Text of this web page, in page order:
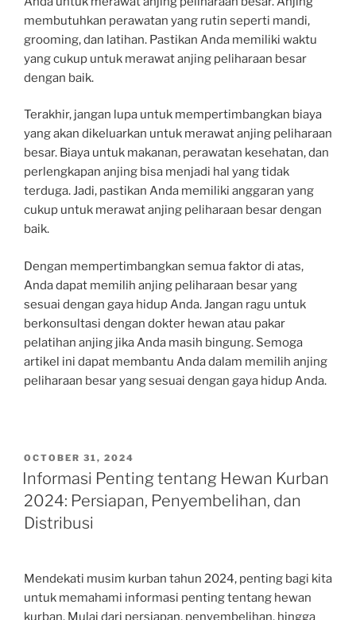
membutuhkan perawatan yang rutin seperti mandi,
grooming, dan latihan. Pastikan Anda memiliki waktu
yang cukup untuk merawat anjing peliharaan besar
dengan baik.
Terakhir, jangan lupa untuk mempertimbangkan biaya
yang akan dikeluarkan untuk merawat anjing peliharaan
besar. Biaya untuk makanan, perawatan kesehatan, dan
perlengkapan anjing bisa menjadi hal yang tidak
terduga. Jadi, pastikan Anda memiliki anggaran yang
cukup untuk merawat anjing peliharaan besar dengan
baik.
Dengan mempertimbangkan semua faktor di atas,
Anda dapat memilih anjing peliharaan besar yang
sesuai dengan gaya hidup Anda. Jangan ragu untuk
berkonsultasi dengan dokter hewan atau pakar
pelatihan anjing jika Anda masih bingung. Semoga
artikel ini dapat membantu Anda dalam memilih anjing
peliharaan besar yang sesuai dengan gaya hidup Anda.
POSTED
ON
OCTOBER 31, 2024
Informasi Penting tentang Hewan Kurban
2024: Persiapan, Penyembelihan, dan
Distribusi
Mendekati musim kurban tahun 2024, penting bagi kita
untuk memahami informasi penting tentang hewan
kurban. Mulai dari persiapan, penyembelihan, hingga